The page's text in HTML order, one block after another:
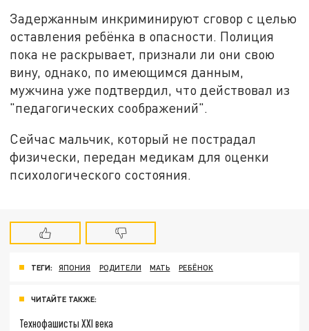
Задержанным инкриминируют сговор с целью
оставления ребёнка в опасности. Полиция
пока не раскрывает, признали ли они свою
вину, однако, по имеющимся данным,
мужчина уже подтвердил, что действовал из
"педагогических соображений".
Сейчас мальчик, который не пострадал
физически, передан медикам для оценки
психологического состояния.
ТЕГИ: ЯПОНИЯ РОДИТЕЛИ МАТЬ РЕБЁНОК
ЧИТАЙТЕ ТАКЖЕ:
Технофашисты XXI века